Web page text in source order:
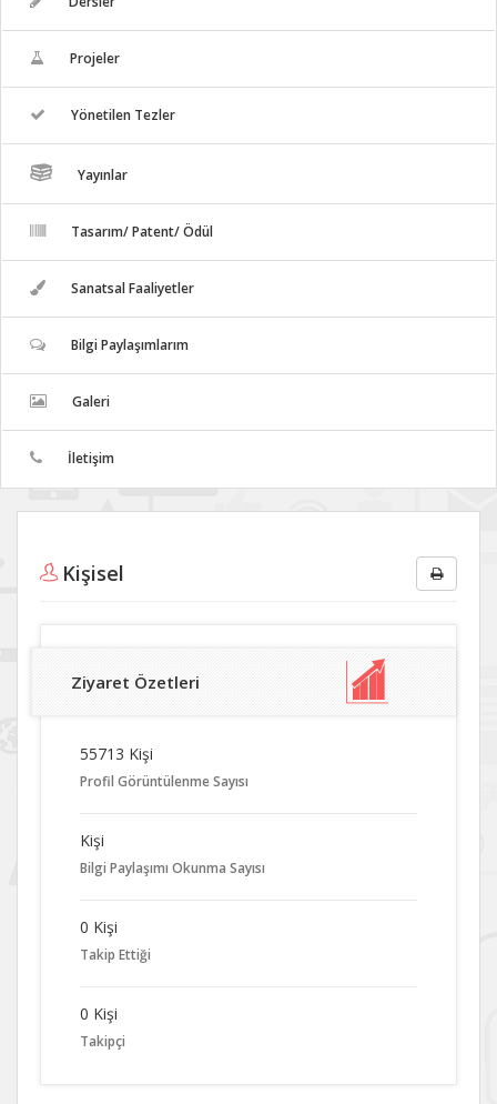
Projeler
Yönetilen Tezler
Yayınlar
Tasarım/ Patent/ Ödül
Sanatsal Faaliyetler
Bilgi Paylaşımlarım
Galeri
İletişim
Kişisel
Ziyaret Özetleri
55713 Kişi
Profil Görüntülenme Sayısı
Kişi
Bilgi Paylaşımı Okunma Sayısı
0 Kişi
Takip Ettiği
0 Kişi
Takipçi